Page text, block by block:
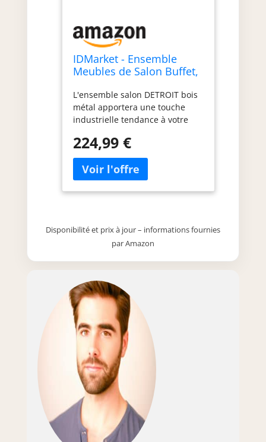
IDMarket - Ensemble
Meubles de Salon Buffet,
Meuble TV Detroit Design
Industriel
L'ensemble salon DETROIT bois
métal apportera une touche
industrielle tendance à votre
équipé de 3 espaces de
rangement : 2 tiroirs et 1
compartiment pour tout ranger !
Table basse plateau relevable
DETROIT polyvalente permettant
niches centrales et étagères
pour ranger et exposer vos plus
basse 100x55x40,5/55 cm -
Buffet 100x30x81 cm
224,99 €
Disponibilité et prix à jour – informations fournies
par Amazon